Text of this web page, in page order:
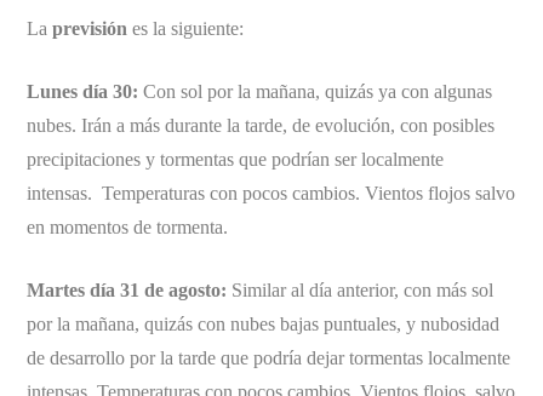
Laprevisión es la siguiente:
Lunes día 30: Con sol por la mañana, quizás ya con algunas
nubes. Irán a más durante la tarde, de evolución, con posibles
precipitaciones y tormentas que podrían ser localmente
intensas. Temperaturas con pocos cambios. Vientos flojos salvo
en momentos de tormenta.
Martes día 31 de agosto: Similar al día anterior, con más sol
por la mañana, quizás con nubes bajas puntuales, y nubosidad
de desarrollo por la tarde que podría dejar tormentas localmente